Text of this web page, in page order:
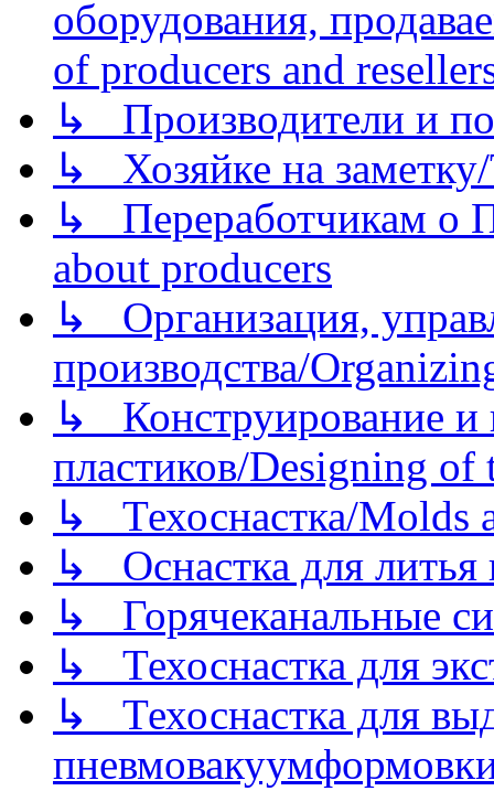
оборудования,
of producers and
↳ Производители и
↳ Хозяйке на
↳ Переработчикам о
about producers
↳ Организация,
производства/
↳ Конструирование и
пластиков/Designing of
↳ Техоснастка/Molds
↳ Оснастка для литья
↳ Горячеканальные
↳ Техоснастка для
↳ Техоснастка для